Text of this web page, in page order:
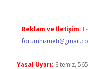
Reklam ve İletişim:
Yasal Uyarı: Sitemiz,